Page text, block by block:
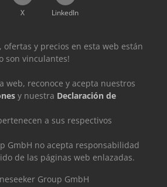
X LinkedIn
ofertas y precios en esta web están
son vinculantes!
web, reconoce y acepta nuestros
y nuestra Declaración de
a sus respectivos
GmbH no acepta responsabilidad
de las páginas web enlazadas.
Group GmbH